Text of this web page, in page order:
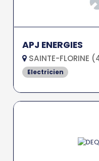
APJ ENERGIES
SAINTE-FLORINE
Electricien